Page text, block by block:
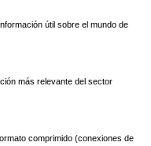
útil sobre el mundo de
más relevante del sector
comprimido (conexiones de